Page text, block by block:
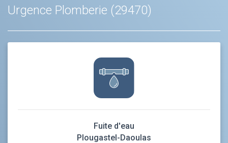
Urgence Plomberie (29470)
Fuite d'eau
Plougastel-Daoulas